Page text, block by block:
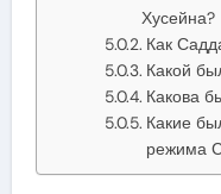
Хусейна?
Как
Какой
Какова
Какие
режима